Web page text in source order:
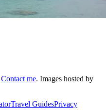
Contact me. Images hosted by
Travel GuidesPrivacy